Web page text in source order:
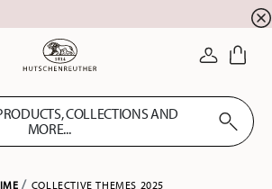
LOGIN
COLLECTIONS AND
MORE...
COLLECTIVE THEMES 2025